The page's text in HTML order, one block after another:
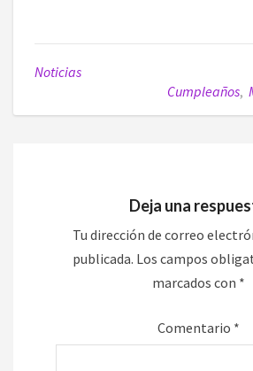
Noticias
Cumpleaños,
Deja una
Tu dirección de correo
publicada. Los campos
marcados con *
Comentario *